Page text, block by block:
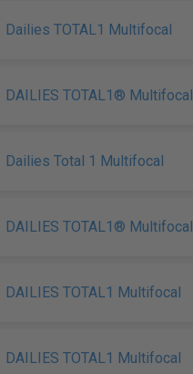
Dailies TOTAL1 Multifocal
DAILIES TOTAL1® Multifocal
Dailies Total 1 Multifocal
DAILIES TOTAL1® Multifocal
DAILIES TOTAL1 Multifocal
DAILIES TOTAL1 Multifocal